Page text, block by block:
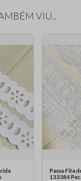
VIU..
Passa Fita
133384